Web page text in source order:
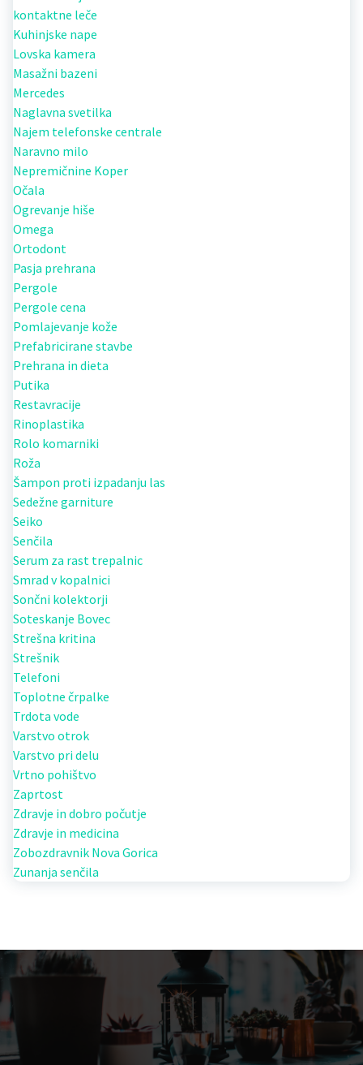
kontaktne leče
Kuhinjske nape
Lovska kamera
Masažni bazeni
Mercedes
Naglavna svetilka
Najem telefonske centrale
Naravno milo
Nepremičnine Koper
Očala
Ogrevanje hiše
Omega
Ortodont
Pasja prehrana
Pergole
Pergole cena
Pomlajevanje kože
Prefabricirane stavbe
Prehrana in dieta
Putika
Restavracije
Rinoplastika
Rolo komarniki
Roža
Šampon proti izpadanju las
Sedežne garniture
Seiko
Senčila
Serum za rast trepalnic
Smrad v kopalnici
Sončni kolektorji
Soteskanje Bovec
Strešna kritina
Strešnik
Telefoni
Toplotne črpalke
Trdota vode
Varstvo otrok
Varstvo pri delu
Vrtno pohištvo
Zaprtost
Zdravje in dobro počutje
Zdravje in medicina
Zobozdravnik Nova Gorica
Zunanja senčila